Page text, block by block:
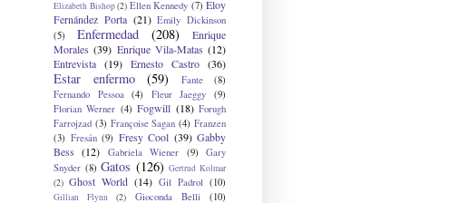
Elizabeth Bishop(2) Ellen Kennedy (7) Eloy
Fernández Porta (21) Emily Dickinson
(5)
Enfermedad (208)
Enrique
Morales (39) Enrique Vila-Matas (12)
Entrevista (19) Ernesto Castro (36)
Estar enfermo (59) Fante
(8)
Fernando Pessoa
(4) Fleur Jaeggy
(9)
Florian Werner (4) Fogwill (18) Forugh
Farrojzad (3) Françoise Sagan (4) Franzen
(3) Fresán (9) Fresy Cool (39) Gabby
Bess (12) Gabriela Wiener (9)
Gary
Snyder (8) Gatos (126) Gertrud Kolmar
(2) Ghost World (14) Gil Padrol (10)
Gillian Flynn (2) Gioconda Belli (10)